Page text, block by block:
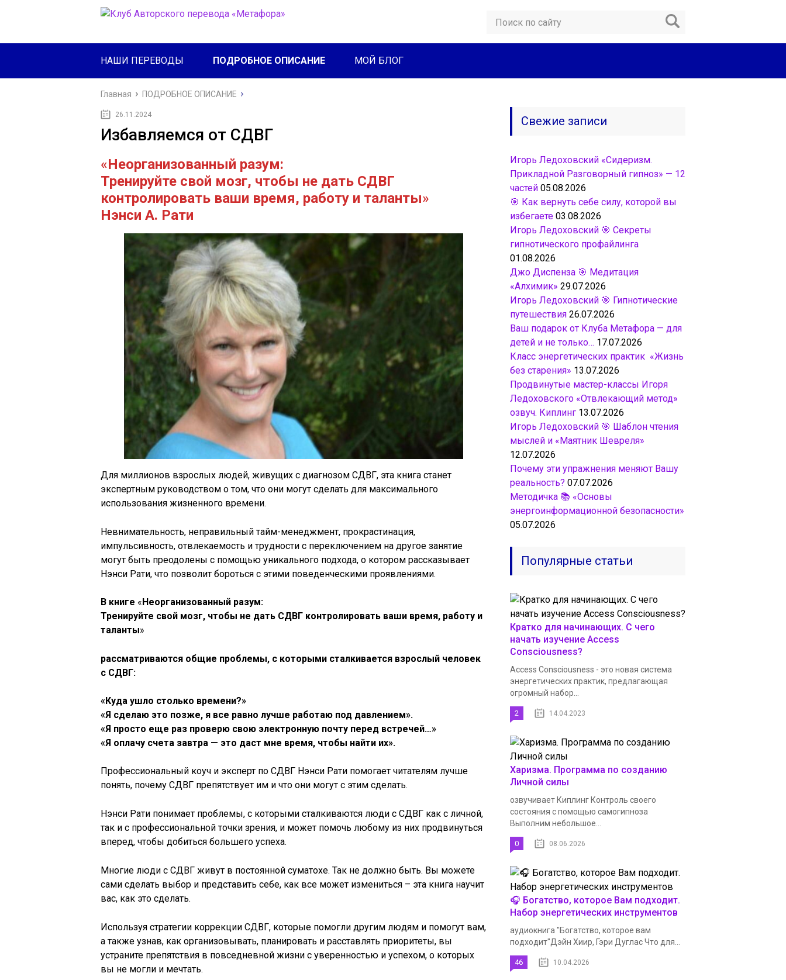
НАШИ ПЕРЕВОДЫ ПОДРОБНОЕ ОПИСАНИЕ МОЙ БЛОГ
Главная ПОДРОБНОЕ ОПИСАНИЕ
26.11.2024
Избавляемся от СДВГ
«Неорганизованный разум:
Тренируйте свой мозг, чтобы не дать СДВГ
контролировать ваши время, работу и таланты»
Нэнси А. Рати
Для миллионов взрослых людей, живущих с диагнозом СДВГ, эта книга станет
экспертным руководством о том, что они могут сделать для максимального
использования жизненного времени.
Невнимательность, неправильный тайм-менеджмент, прокрастинация,
импульсивность, отвлекаемость и трудности с переключением на другое занятие
могут быть преодолены с помощью уникального подхода, о котором рассказывает
Нэнси Рати, что позволит бороться с этими поведенческими проявлениями.
В книге «Неорганизованный разум:
Тренируйте свой мозг, чтобы не дать СДВГ контролировать ваши время, работу и
таланты»
рассматриваются общие проблемы, с которыми сталкивается взрослый человек
с СДВГ:
«Куда ушло столько времени?»
«Я сделаю это позже, я все равно лучше работаю под давлением».
«Я просто еще раз проверю свою электронную почту перед встречей…»
«Я оплачу счета завтра — это даст мне время, чтобы найти их».
Профессиональный коуч и эксперт по СДВГ Нэнси Рати помогает читателям лучше
понять, почему СДВГ препятствует им и что они могут с этим сделать.
Нэнси Рати понимает проблемы, с которыми сталкиваются люди с СДВГ как с личной,
так и с профессиональной точки зрения, и может помочь любому из них продвинуться
вперед, чтобы добиться большего успеха.
Многие люди с СДВГ живут в постоянной суматохе. Так не должно быть. Вы можете
сами сделать выбор и представить себе, как все может измениться – эта книга научит
вас, как это сделать.
Используя стратегии коррекции СДВГ, которые помогли другим людям и помогут вам,
а также узнав, как организовывать, планировать и расставлять приоритеты, вы
устраните препятствия в повседневной жизни с уверенностью и успехом, о которых
вы не могли и мечтать.
Свежие записи
Игорь Ледоховский «Сидеризм.
Прикладной Разговорный гипноз» — 12
частей 05.08.2026
🎯 Как вернуть себе силу, которой вы
избегаете 03.08.2026
Игорь Ледоховский 🎯 Секреты
гипнотического профайлинга
01.08.2026
Джо Диспенза 🎯 Медитация
«Алхимик» 29.07.2026
Игорь Ледоховский 🎯 Гипнотические
путешествия 26.07.2026
Ваш подарок от Клуба Метафора — для
детей и не только… 17.07.2026
Класс энергетических практик «Жизнь
без старения» 13.07.2026
Продвинутые мастер-классы Игоря
Ледоховского «Отвлекающий метод»
озвуч. Киплинг 13.07.2026
Игорь Ледоховский 🎯 Шаблон чтения
мыслей и «Маятник Шевреля»
12.07.2026
Почему эти упражнения меняют Вашу
реальность? 07.07.2026
Методичка 📚 «Основы
энергоинформационной безопасности»
05.07.2026
Популярные статьи
Кратко для начинающих. С чего
начать изучение Access
Consciousness?
Access Consciousness - это новая система
энергетических практик, предлагающая
огромный набор...
2 14.04.2023
Харизма. Программа по созданию
Личной силы
озвучивает Киплинг Контроль своего
состояния с помощью самогипноза
Выполним небольшое...
0 08.06.2026
🎧 Богатство, которое Вам подходит.
Набор энергетических инструментов
аудиокнига "Богатство, которое вам
подходит"Дэйн Хиир, Гэри Дуглас Что для...
46 10.04.2026